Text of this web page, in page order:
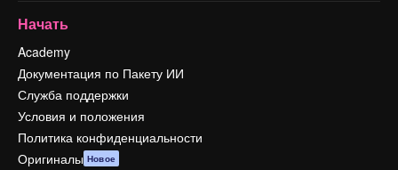
Начать
Academy
Документация по Пакету ИИ
Служба поддержки
Условия и положения
Политика конфиденциальности
Оригиналы Новое